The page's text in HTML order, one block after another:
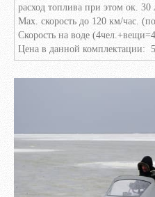
расход топлива при этом ок.
Мах. скорость до 120 км/час.
Скорость на воде
Цена в данной комплектации: